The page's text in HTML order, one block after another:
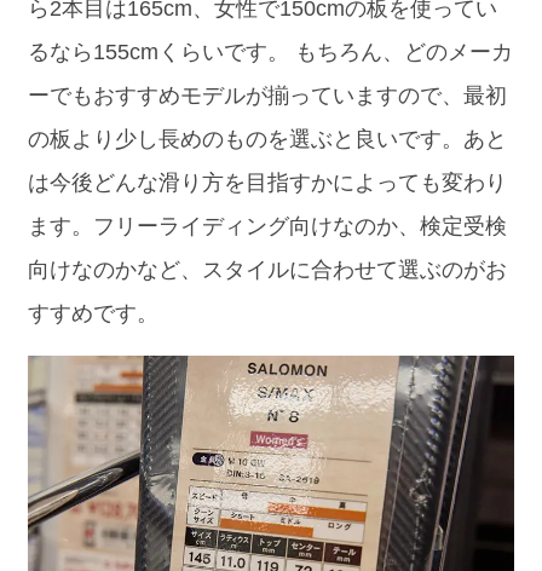
ら2本目は165cm、女性で150cmの板を使ってい
るなら155cmくらいです。 もちろん、どのメーカ
ーでもおすすめモデルが揃っていますので、最初
の板より少し長めのものを選ぶと良いです。あと
は今後どんな滑り方を目指すかによっても変わり
ます。フリーライディング向けなのか、検定受検
向けなのかなど、スタイルに合わせて選ぶのがお
すすめです。